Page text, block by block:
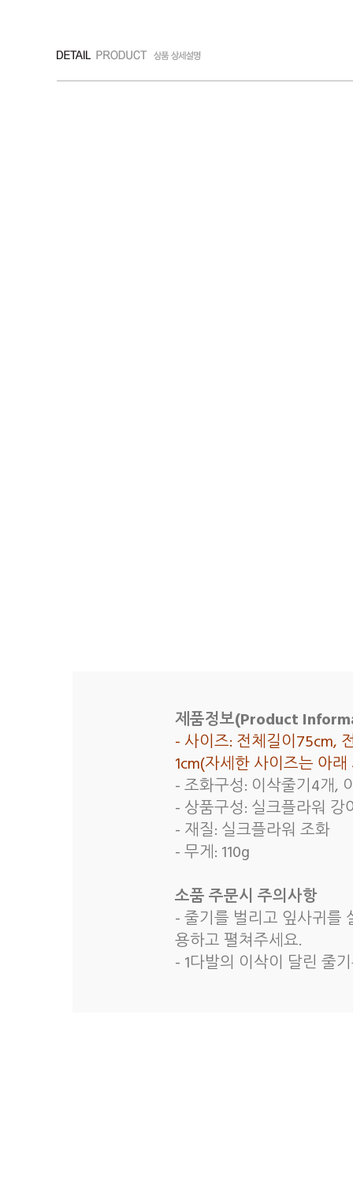
제품정보(Product
- 사이즈: 전체길이75cm,
1cm(자세한 사이즈는 아
- 조화구성: 이삭줄기4개,
- 상품구성: 실크플라워
- 재질: 실크플라워 조화
- 무게: 110g
소품 주문시 주의사항
- 줄기를 벌리고 잎사귀를
용하고 펼쳐주세요.
- 1다발의 이삭이 달린 줄